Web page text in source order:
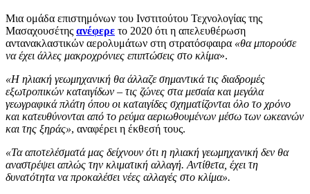
Μια ομάδα επιστημόνων του Ινστιτούτου Τεχνολογίας της
Μασαχουσέτης ανέφερε το 2020 ότι η απελευθέρωση
αντανακλαστικών αερολυμάτων στη στρατόσφαιρα «θα μπορούσε
να έχει άλλες μακροχρόνιες επιπτώσεις στο κλίμα».
«Η ηλιακή γεωμηχανική θα άλλαζε σημαντικά τις διαδρομές
εξωτροπικών καταιγίδων – τις ζώνες στα μεσαία και μεγάλα
γεωγραφικά πλάτη όπου οι καταιγίδες σχηματίζονται όλο το χρόνο
και κατευθύνονται από το ρεύμα αεριωθουμένων μέσω των ωκεανών
και της ξηράς», αναφέρει η έκθεσή τους.
«Τα αποτελέσματά μας δείχνουν ότι η ηλιακή γεωμηχανική δεν θα
αναστρέψει απλώς την κλιματική αλλαγή. Αντίθετα, έχει τη
δυνατότητα να προκαλέσει νέες αλλαγές στο κλίμα».